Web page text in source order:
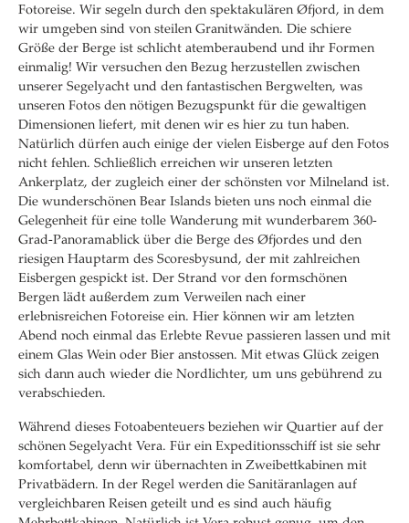
Fotoreise. Wir segeln durch den spektakulären Øfjord, in dem
wir umgeben sind von steilen Granitwänden. Die schiere
Größe der Berge ist schlicht atemberaubend und ihr Formen
einmalig! Wir versuchen den Bezug herzustellen zwischen
unserer Segelyacht und den fantastischen Bergwelten, was
unseren Fotos den nötigen Bezugspunkt für die gewaltigen
Dimensionen liefert, mit denen wir es hier zu tun haben.
Natürlich dürfen auch einige der vielen Eisberge auf den Fotos
nicht fehlen. Schließlich erreichen wir unseren letzten
Ankerplatz, der zugleich einer der schönsten vor Milneland ist.
Die wunderschönen Bear Islands bieten uns noch einmal die
Gelegenheit für eine tolle Wanderung mit wunderbarem 360-
Grad-Panoramablick über die Berge des Øfjordes und den
riesigen Hauptarm des Scoresbysund, der mit zahlreichen
Eisbergen gespickt ist. Der Strand vor den formschönen
Bergen lädt außerdem zum Verweilen nach einer
erlebnisreichen Fotoreise ein. Hier können wir am letzten
Abend noch einmal das Erlebte Revue passieren lassen und mit
einem Glas Wein oder Bier anstossen. Mit etwas Glück zeigen
sich dann auch wieder die Nordlichter, um uns gebührend zu
verabschieden.
Während dieses Fotoabenteuers beziehen wir Quartier auf der
schönen Segelyacht Vera. Für ein Expeditionsschiff ist sie sehr
komfortabel, denn wir übernachten in Zweibettkabinen mit
Privatbädern. In der Regel werden die Sanitäranlagen auf
vergleichbaren Reisen geteilt und es sind auch häufig